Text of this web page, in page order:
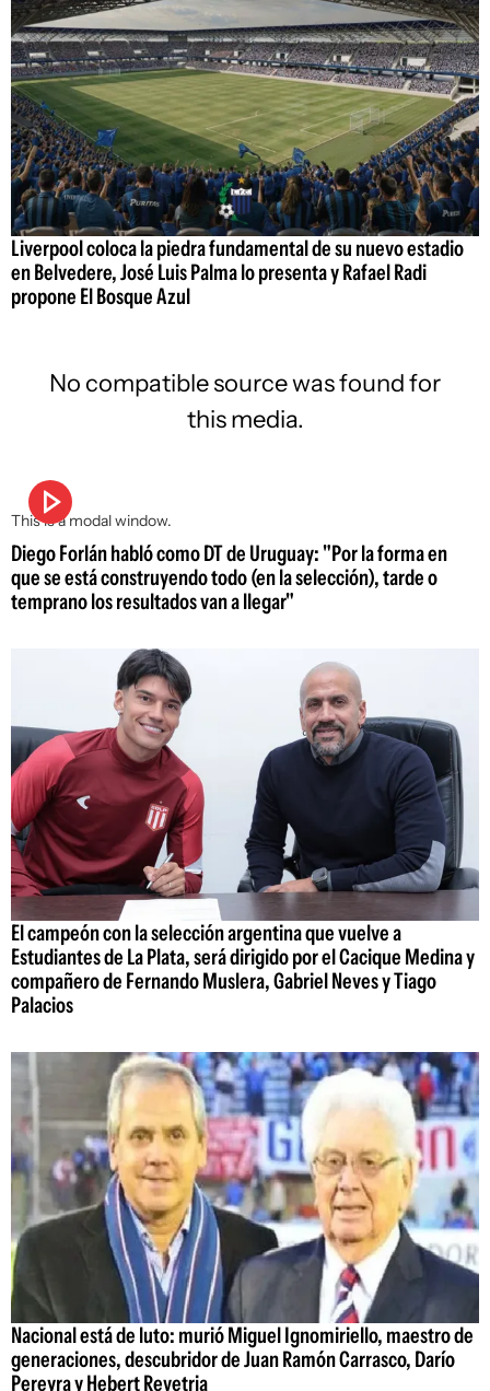
Liverpool coloca la piedra fundamental de su nuevo estadio
en Belvedere, José Luis Palma lo presenta y Rafael Radi
propone El Bosque Azul
This is a modal window.
No compatible source was found for
this media.
Diego Forlán habló como DT de Uruguay: "Por la forma en
que se está construyendo todo (en la selección), tarde o
temprano los resultados van a llegar"
El campeón con la selección argentina que vuelve a
Estudiantes de La Plata, será dirigido por el Cacique Medina y
compañero de Fernando Muslera, Gabriel Neves y Tiago
Palacios
Nacional está de luto: murió Miguel Ignomiriello, maestro de
generaciones, descubridor de Juan Ramón Carrasco, Darío
Pereyra y Hebert Revetria